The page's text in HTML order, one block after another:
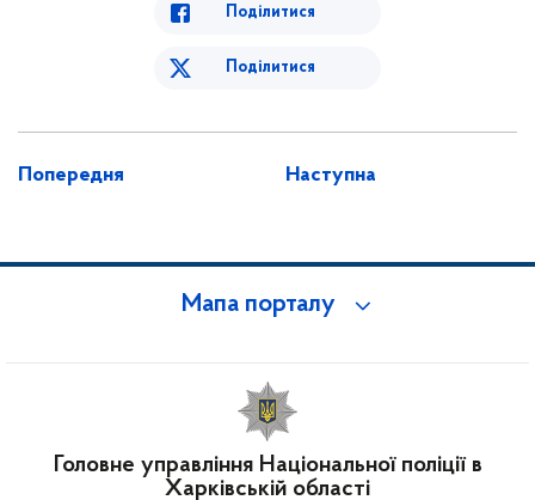
Поділитися
Поділитися
Попередня Наступна
Мапа порталу
Головне управління Національної поліції в
Харківській області